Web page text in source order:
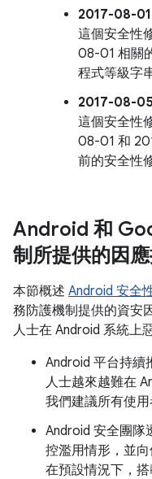
2017-08-01
這個安全性
08-01 相關
程式等級字
2017-08-05
這個安全性
08-01 和
前的安全性
Android 和
制所提供的因
本節概述 Android 安全
務防護機制提供的資安
人士在 Android 系統上
Android 平台持續
人士越來越難在
我們建議所有使用
Android 安全團隊
控濫用情形，並
在預設情況下，